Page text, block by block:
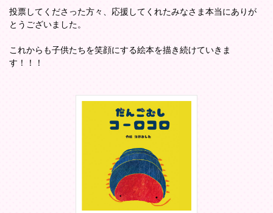
投票してくださった方々、応援してくれたみなさま本当にありが
とうございました。
これからも子供たちを笑顔にする絵本を描き続けていきま
す！！！